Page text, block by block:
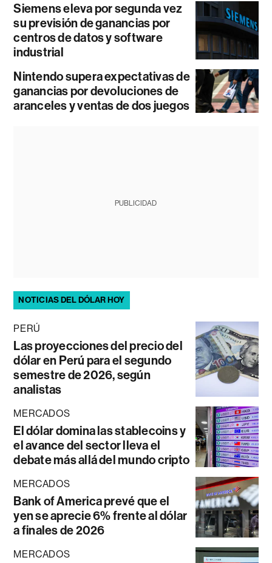
Siemens eleva por segunda vez
su previsión de ganancias por
centros de datos y software
industrial
Nintendo supera expectativas de
ganancias por devoluciones de
aranceles y ventas de dos juegos
PUBLICIDAD
NOTICIAS DEL DÓLAR HOY
PERÚ
Las proyecciones del precio del
dólar en Perú para el segundo
semestre de 2026, según
analistas
MERCADOS
El dólar domina las stablecoins y
el avance del sector lleva el
debate más allá del mundo cripto
MERCADOS
Bank of America prevé que el
yen se aprecie 6% frente al dólar
a finales de 2026
MERCADOS